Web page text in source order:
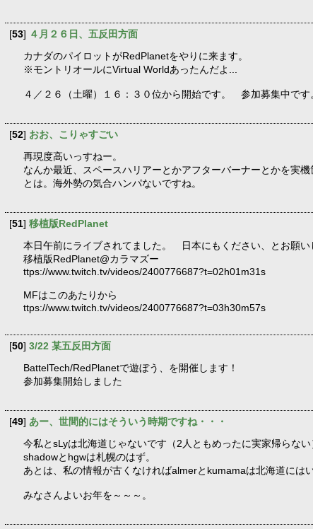
[53] ４月２６日、五反田方面
カナダのパイロットがRedPlanetをやりに来ます。
※モントリオールにVirtual Worldあったんだよ...
４／２６（土曜）１６：３０位から開始です。 参加募集中です
[52] おお、こりゃすごい
再現度高いっすねー。
なんか最近、スペースハリアーとかアフターバーナーとかを実
とは。海外勢の気合ハンパないですね。
[51]移植版RedPlanet
本日午前にライブされてました。 日本にもください、とお願い
移植版RedPlanet@カラマズー
ttps://www.twitch.tv/videos/2400776687?t=02h01m31s
MFはこのあたりから
ttps://www.twitch.tv/videos/2400776687?t=03h30m57s
[50]3/22 某五反田方面
BattelTech/RedPlanetで遊ぼう、を開催します！
参加募集開始しました
[49] あー、世間的にはそういう時期ですね・・・
今私とsLyは北海道じゃないです（2人ともめったに実家帰らない
shadowとhgwは札幌のはず。
あとは、私の情報が古くなければalmerとkumamaは北海道には
みなさんよいお年を～～～。